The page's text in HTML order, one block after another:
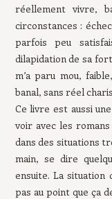
réellement vivre,
circonstances :
parfois peu
dilapidation de sa
m’a paru mou,
banal, sans réel
Ce livre est aussi
voir avec les
dans des situations
main, se dire
ensuite. La situation
pas au point que ça